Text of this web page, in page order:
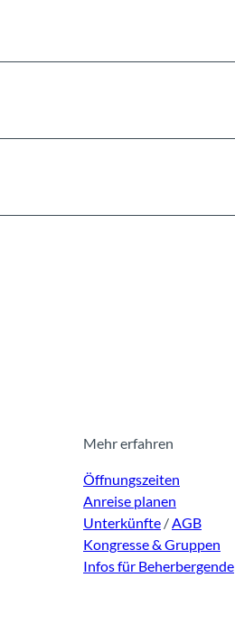
Mehr erfahren
Öffnungszeiten
Anreise planen
Unterkünfte /AGB
Kongresse & Gruppen
Infos für Beherbergende